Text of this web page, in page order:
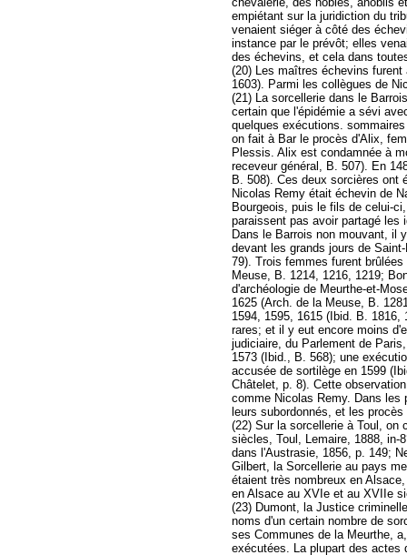
empiétant sur la juridiction du
venaient siéger à côté des
instance par le prévôt; elles
des échevins, et cela dans
(20) Les maîtres échevins
1603). Parmi les collègues de
(21) La sorcellerie dans le
certain que l'épidémie a sévi
quelques exécutions.
on fait à Bar le procès d'Alix,
Plessis. Alix est condamnée à
receveur général, B. 507). En
B. 508). Ces deux sorcières ont
Nicolas Remy était échevin de
Bourgeois, puis le fils de celui-
paraissent pas avoir partagé les
Dans le Barrois non mouvant, il
devant les grands jours de
79). Trois femmes furent
Meuse, B. 1214, 1216, 1219;
d'archéologie de Meurthe-et-
1625 (Arch. de la Meuse, B.
1594, 1595, 1615 (Ibid. B.
rares; et il y eut encore moins
judiciaire, du Parlement de
1573 (Ibid., B. 568); une
accusée de sortilège en 1599
Châtelet, p. 8). Cette
comme Nicolas Remy. Dans
leurs subordonnés, et les
(22) Sur la sorcellerie à Toul, on
siècles, Toul, Lemaire, 1888, in-
dans l'Austrasie, 1856, p. 149;
Gilbert, la Sorcellerie au pays
étaient très nombreux en
en Alsace au XVIe et au XVIIe
(23) Dumont, la Justice
noms d'un certain nombre de
ses Communes de la Meurthe,
exécutées. La plupart des actes